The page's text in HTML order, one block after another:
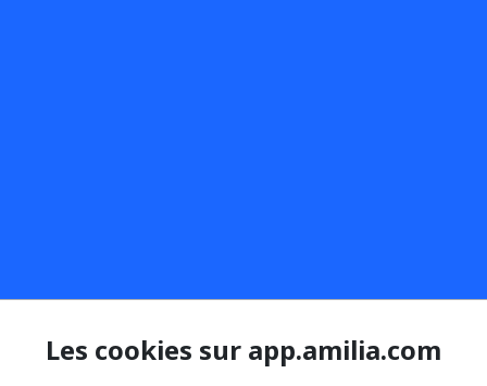
Les cookies sur app.amilia.com